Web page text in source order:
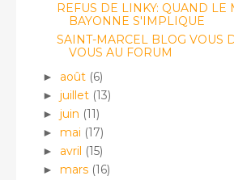
REFUS DE LINKY: QUAND LE
BAYONNE S'IMPLIQUE
SAINT-MARCEL BLOG VOUS
VOUS AU FORUM
► août (6)
► juillet (13)
► juin (11)
► mai (17)
► avril (15)
► mars (16)